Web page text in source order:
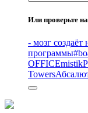
Или проверьте
- мозг создаёт
программы
OFFICEmistik
Towers